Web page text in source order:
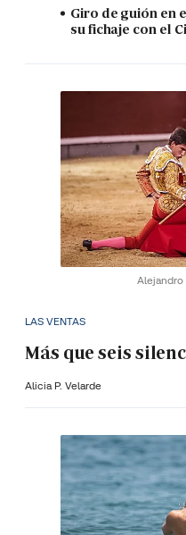
Giro de guión en
su fichaje con el
Alejandro
LAS VENTAS
Más que seis
Alicia P. Velarde